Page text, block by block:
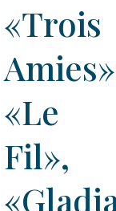
«Trois
«Le
Fil»,